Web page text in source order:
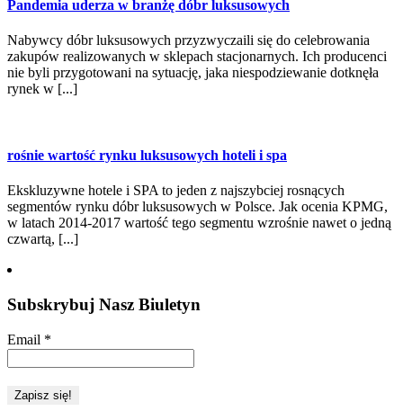
Pandemia uderza w branżę dóbr luksusowych
Nabywcy dóbr luksusowych przyzwyczaili się do celebrowania
zakupów realizowanych w sklepach stacjonarnych. Ich producenci
nie byli przygotowani na sytuację, jaka niespodziewanie dotknęła
rynek w [...]
rośnie wartość rynku luksusowych hoteli i spa
Ekskluzywne hotele i SPA to jeden z najszybciej rosnących
segmentów rynku dóbr luksusowych w Polsce. Jak ocenia KPMG,
w latach 2014-2017 wartość tego segmentu wzrośnie nawet o jedną
czwartą, [...]
Subskrybuj Nasz Biuletyn
Email *